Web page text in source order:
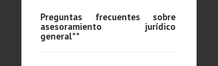
Preguntas frecuentes sobre
asesoramiento jurídico
general**